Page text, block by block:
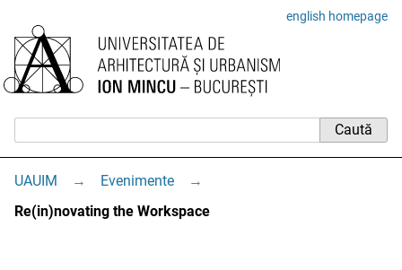
english homepage
UAUIM → Evenimente
→
Re(in)novating the Workspace